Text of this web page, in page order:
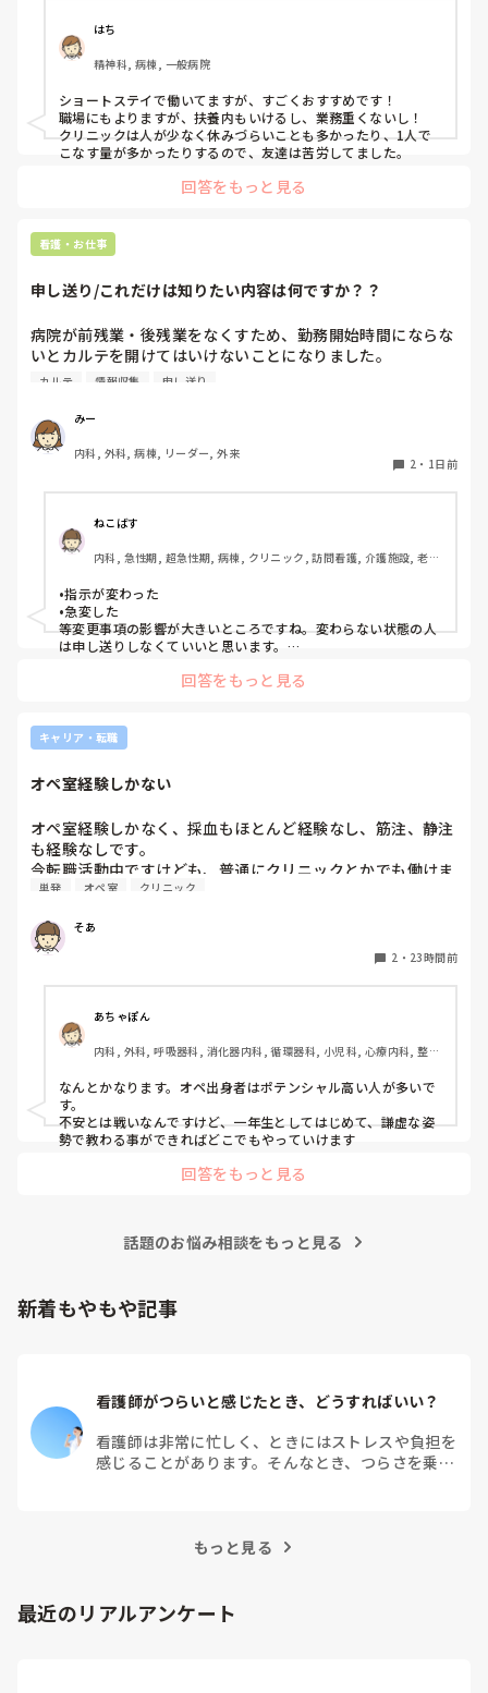
はち
精神科, 病棟, 一般病院
ショートステイで働いてますが、すごくおすすめです！
職場にもよりますが、扶養内もいけるし、業務重くないし！
クリニックは人が少なく休みづらいことも多かったり、1人で
こなす量が多かったりするので、友達は苦労してました。
回答をもっと見る
看護・お仕事
申し送り/これだけは知りたい内容は何ですか？？
病院が前残業・後残業をなくすため、勤務開始時間にならな
いとカルテを開けてはいけないことになりました。
りと記録に残していない場合はとても困ることが増えまし
た。申し送り自体は存在していますが、後残業もなくす風潮
で、5分以内で終わるように、と言われています。
人にもよるのですが、端的な申し送りのためにこれだけは知
っておきたい内容は何ですか？？
カルテ 情報収集 申し送り
みー
内科, 外科, 病棟, リーダー, 外来
2 ・ 1日前
ねこばす
内科, 急性期, 超急性期, 病棟, クリニック, 訪問看護, 介護施設, 老健
末期, 透析, 保育園・学校, SCU, 派遣, 小規模多機能, 看護多機能
•指示が変わった
•急変した
等変更事項の影響が大きいところですね。変わらない状態の人
は申し送りしなくていいと思います。
Wordで文章を作って渡してました。
回答をもっと見る
キャリア・転職
オペ室経験しかない
オペ室経験しかなく、採血もほとんど経験なし、筋注、静注
も経験なしです。
今転職活動中ですけども、普通にクリニックとかでも働けま
すかね(考えてるところは、眼科や皮膚科あたりです)
もう一つ、単発のバイトもしたいのですがオペ室経験しかな
い人でも働けるようなところはありますかね。
病棟経験も一度もないので色々と不安でいっぱいです。
単発 オペ室 クリニック
そあ
2 ・ 23時間前
あちゃぽん
内科, 外科, 呼吸器科, 消化器内科, 循環器科, 小児科, 心療内科, 整形
合診療科, 救急科, 超急性期, ICU, CCU, HCU, その他の科, ママナー
ス, 外来, 神経内科, 脳神経外科, NICU, 消化器外科, 一般病院, 慢性
なんとかなります。オペ出身者はポテンシャル高い人が多いで
す。
不安とは戦いなんですけど、一年生としてはじめて、謙虚な姿
勢で教わる事ができればどこでもやっていけます
回答をもっと見る
話題のお悩み相談をもっと見る
新着もやもや記事
看護師がつらいと感じたとき、どうすればいい？
看護師は非常に忙しく、ときにはストレスや負担を
感じることがあります。そんなとき、つらさを乗り
もっと見る
最近のリアルアンケート